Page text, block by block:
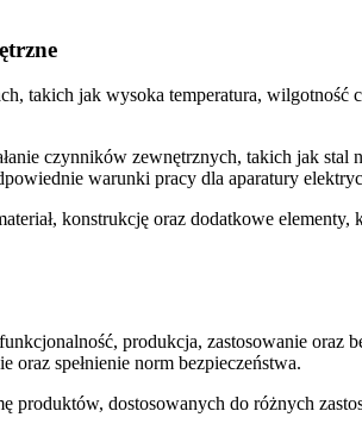
takich jak wysoka temperatura, wilgotność
czynników zewnętrznych, takich jak stal
warunki pracy dla aparatury
konstrukcję oraz dodatkowe elementy,
produkcja, zastosowanie oraz
spełnienie norm bezpieczeństwa.
produktów, dostosowanych do różnych